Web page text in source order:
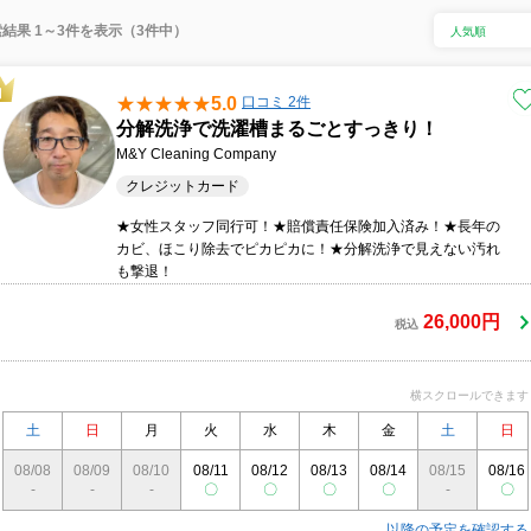
果 1～3件を表示（3件中）
5.0 口コミ 2件
分解洗浄で洗濯槽まるごとすっきり！
M&Y Cleaning Company
クレジットカード
★女性スタッフ同行可！★賠償責任保険加入済み！★長年の
カビ、ほこり除去でピカピカに！★分解洗浄で見えない汚れ
も撃退！
税込 26,000円
横スクロールできます
土 日 月 火 水 木 金 土 日
08/08
-
08/09
-
08/10
-
08/11
〇
08/12
〇
08/13
〇
08/14
〇
08/15
-
08/16
〇